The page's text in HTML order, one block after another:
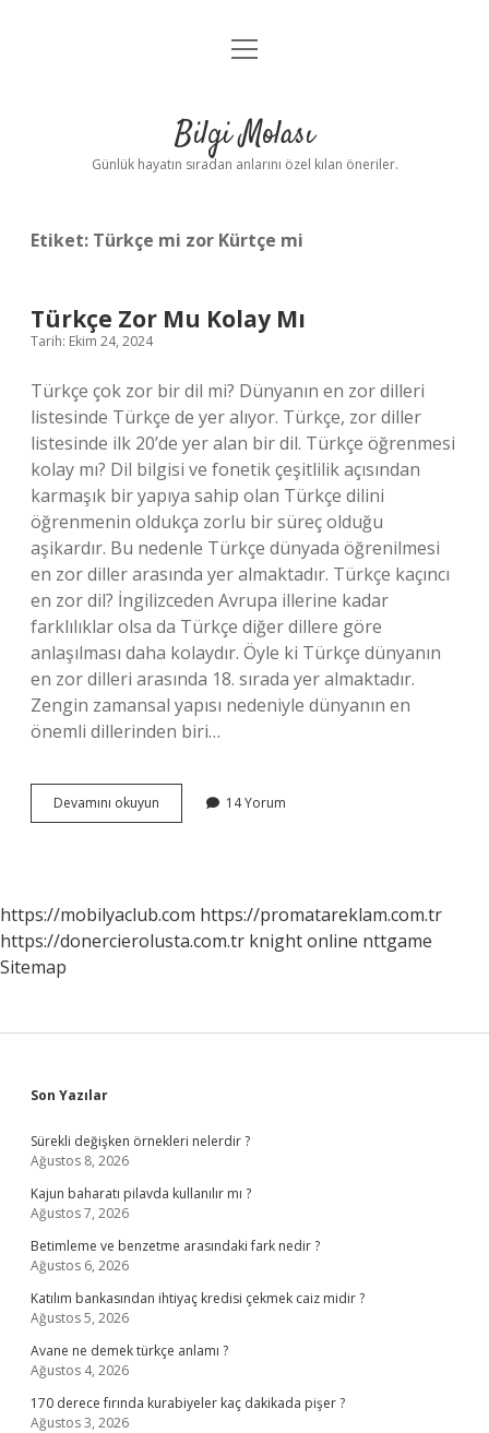
Anasayfa
Yasal Uyarı
menüyü
Bilgi Molası
Günlük hayatın sıradan anlarını özel kılan öneriler.
Etiket: Türkçe mi zor Kürtçe mi
Türkçe Zor Mu Kolay Mı
Tarih: Ekim 24, 2024
Türkçe çok zor bir dil mi? Dünyanın en zor dilleri
listesinde Türkçe de yer alıyor. Türkçe, zor diller
listesinde ilk 20’de yer alan bir dil. Türkçe öğrenmesi
kolay mı? Dil bilgisi ve fonetik çeşitlilik açısından
karmaşık bir yapıya sahip olan Türkçe dilini
öğrenmenin oldukça zorlu bir süreç olduğu
aşikardır. Bu nedenle Türkçe dünyada öğrenilmesi
en zor diller arasında yer almaktadır. Türkçe kaçıncı
en zor dil? İngilizceden Avrupa illerine kadar
farklılıklar olsa da Türkçe diğer dillere göre
anlaşılması daha kolaydır. Öyle ki Türkçe dünyanın
en zor dilleri arasında 18. sırada yer almaktadır.
Zengin zamansal yapısı nedeniyle dünyanın en
önemli dillerinden biri…
Devamını okuyun
Zor
14 Yorum
https://mobilyaclub.com https://promatareklam.com.tr
https://donercierolusta.com.tr knight online nttgame
Sitemap
Sidebar
Son Yazılar
Sürekli değişken örnekleri nelerdir ?
Ağustos 8, 2026
Kajun baharatı pilavda kullanılır mı ?
Ağustos 7, 2026
Betimleme ve benzetme arasındaki fark nedir ?
Ağustos 6, 2026
Katılım bankasından ihtiyaç kredisi çekmek caiz midir ?
Ağustos 5, 2026
Avane ne demek türkçe anlamı ?
Ağustos 4, 2026
170 derece fırında kurabiyeler kaç dakikada pişer ?
Ağustos 3, 2026